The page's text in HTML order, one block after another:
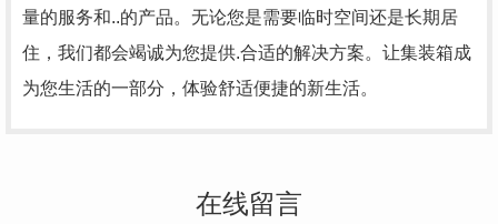
量的服务和..的产品。无论您是需要临时空间还是长期居
住，我们都会竭诚为您提供.合适的解决方案。让集装箱成
为您生活的一部分，体验舒适便捷的新生活。
在线留言